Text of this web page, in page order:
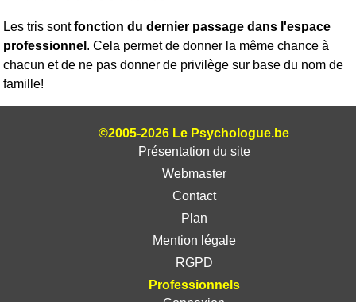
Les tris sontfonction du dernier passage dans l'espace
professionnel . Cela permet de donner la même chance à
chacun et de ne pas donner de privilège sur base du nom de
famille!
©2005-2026 Le Psychologue.be
Présentation du site
Webmaster
Contact
Plan
Mention légale
RGPD
Professionnels